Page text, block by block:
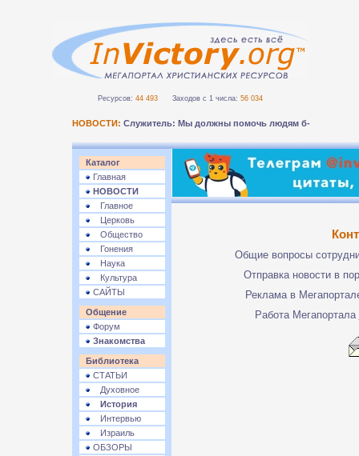
Ресурсов: 44 493 Заходов с 1 числа: 56 034
НОВОСТИ: Служитель: Мы должны помочь людям безопас-
Каталог
Главная
НОВОСТИ
Главное
Церковь
Общество
Гонения
Наука
Культура
САЙТЫ
Общение
Форум
Знакомства
Библиотека
СТАТЬИ
Духовное
История
Интервью
Израиль
ОБЗОРЫ
Общие вопросы
Отправка новости в
Реклама в
Работа Мегапортала